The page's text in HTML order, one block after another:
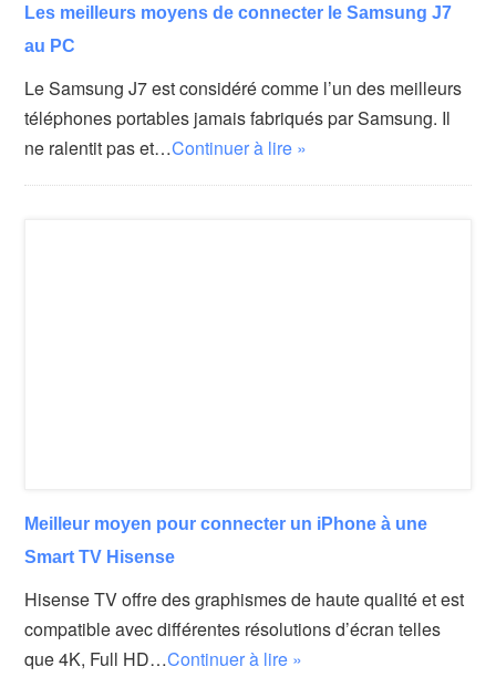
Les meilleurs moyens de connecter le Samsung J7
au PC
Le Samsung J7 est considéré comme l’un des meilleurs
téléphones portables jamais fabriqués par Samsung. Il
ne ralentit pas et…Continuer à lire »
Meilleur moyen pour connecter un iPhone à une
Smart TV Hisense
Hisense TV offre des graphismes de haute qualité et est
compatible avec différentes résolutions d’écran telles
que 4K, Full HD…Continuer à lire »